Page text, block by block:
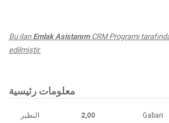
Bu ilanEmlak AsistanımCRM Programı
edilmiştir.
معلومات رئيسية
النظير 2,00 Gabari